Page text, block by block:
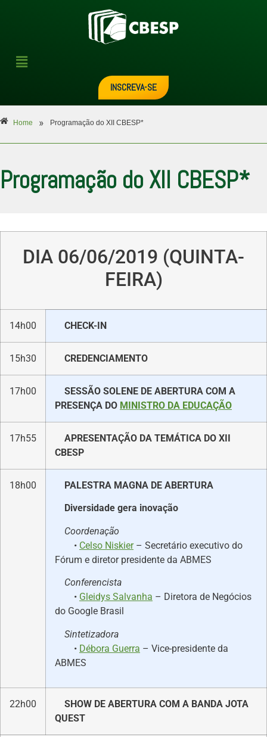
INSCREVA-SE
Home » Programação do XII CBESP*
Programação do XII CBESP*
DIA 06/06/2019 (QUINTA-
FEIRA)
14h00 CHECK-IN
15h30 CREDENCIAMENTO
17h00
SESSÃO SOLENE DE ABERTURA COM A
PRESENÇA DO MINISTRO DA EDUCAÇÃO
17h55
APRESENTAÇÃO DA TEMÁTICA DO XII
CBESP
18h00 PALESTRA MAGNA DE ABERTURA
Diversidade gera inovação
Coordenação
• Celso Niskier – Secretário executivo do
Fórum e diretor presidente da ABMES
Conferencista
• Gleidys Salvanha – Diretora de Negócios
do Google Brasil
Sintetizadora
• Débora Guerra – Vice-presidente da
ABMES
22h00
SHOW DE ABERTURA COM A BANDA JOTA
QUEST